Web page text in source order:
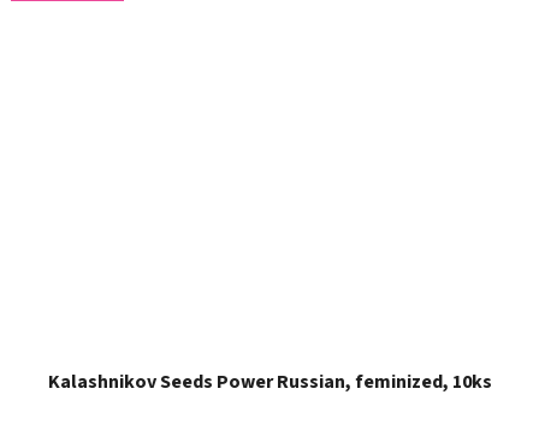
Kalashnikov Seeds Power Russian, feminized, 10ks